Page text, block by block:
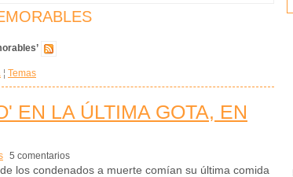
¦ Temas
EN LA ÚLTIMA GOTA, EN
5 comentarios
los condenados a muerte comían su última comida